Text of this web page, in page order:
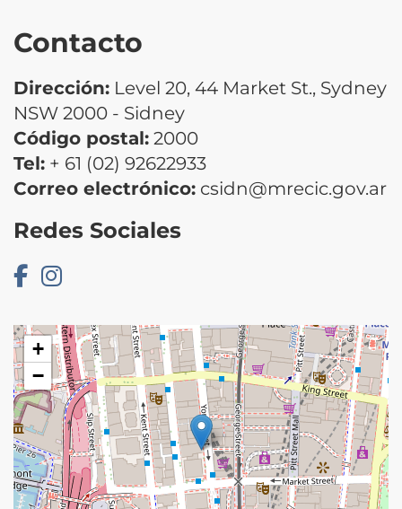
Contacto
Dirección: Level 20, 44 Market St., Sydney
NSW 2000 - Sidney
Código postal: 2000
Tel: + 61 (02) 92622933
Correo electrónico: csidn@mrecic.gov.ar
Redes Sociales
+
−